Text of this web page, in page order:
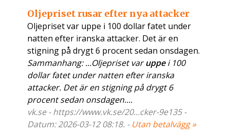
Oljepriset rusar efter nya attacker
Oljepriset var uppe i 100 dollar fatet under
natten efter iranska attacker. Det är en
stigning på drygt 6 procent sedan onsdagen.
Sammanhang: ...Oljepriset varuppei 100
dollar fatet under natten efter iranska
attacker. Det är en stigning på drygt 6
procent sedan onsdagen....
vk.se - https://www.vk.se/20...cker-9e135 -
Datum: 2026-03-12 08:18. - Utan betalvägg »